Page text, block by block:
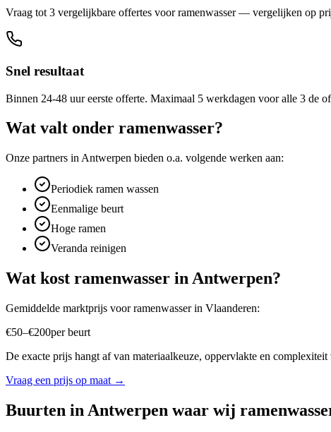
Vraag tot 3 vergelijkbare offertes voor ramenwasser — vergelijken op
Snel resultaat
Binnen 24-48 uur eerste offerte. Maximaal 5 werkdagen voor alle 3 de
Wat valt onder ramenwasser?
Onze partners in Antwerpen bieden o.a. volgende werken aan:
Periodiek ramen wassen
Eenmalige beurt
Hoge ramen
Veranda reinigen
Wat kost ramenwasser inAntwerpen?
Gemiddelde marktprijs voorramenwasserin Vlaanderen:
€50–€200perbeurt
De exacte prijs hangt af van materiaalkeuze, oppervlakte en
Vraag een prijs op maat →
Buurten in Antwerpen waar wij